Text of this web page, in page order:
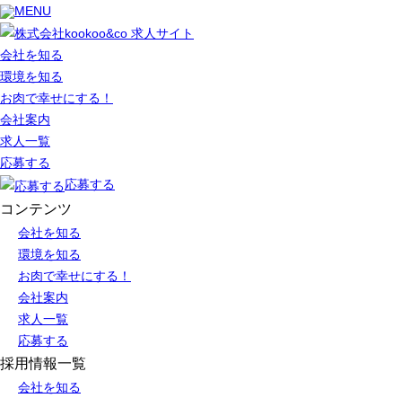
MENU
会社を知る
環境を知る
お肉で幸せにする！
会社案内
求人一覧
応募する
応募する
コンテンツ
会社を知る
環境を知る
お肉で幸せにする！
会社案内
求人一覧
応募する
採用情報一覧
会社を知る